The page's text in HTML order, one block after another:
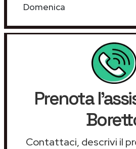
Domenica
Prenota
Contattaci, descrivi il